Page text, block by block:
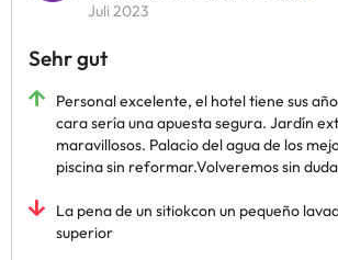
Juli 2023
Sehr gut
Personal excelente, el hotel tiene sus
cara sería una apuesta segura. Jardín
maravillosos. Palacio del agua de los
piscina sin reformar.Volveremos sin
La pena de un sitiokcon un pequeño
superior